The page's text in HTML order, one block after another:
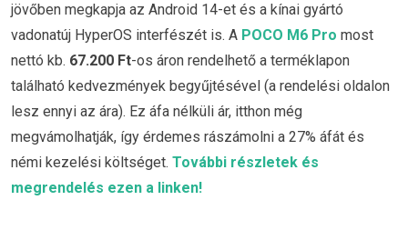
jövőben megkapja az Android 14-et és a kínai gyártó
vadonatúj HyperOS interfészét is. A POCO M6 Pro most
nettó kb. 67.200 Ft-os áron rendelhető a terméklapon
található kedvezmények begyűjtésével (a rendelési oldalon
lesz ennyi az ára). Ez áfa nélküli ár, itthon még
megvámolhatják, így érdemes rászámolni a 27% áfát és
némi kezelési költséget. További részletek és
megrendelés ezen a linken!